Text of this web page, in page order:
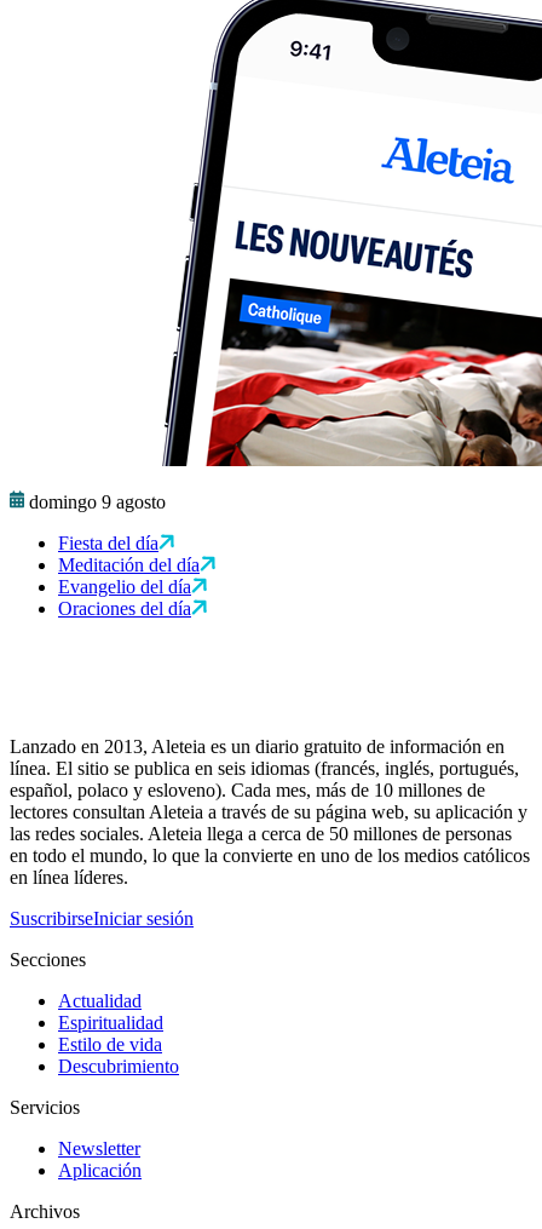
domingo 9 agosto
Fiesta del día
Meditación del día
Evangelio del día
Oraciones del día
Lanzado en 2013, Aleteia es un diario gratuito de información en
línea. El sitio se publica en seis idiomas (francés, inglés, portugués,
español, polaco y esloveno). Cada mes, más de 10 millones de
lectores consultan Aleteia a través de su página web, su aplicación y
las redes sociales. Aleteia llega a cerca de 50 millones de personas
en todo el mundo, lo que la convierte en uno de los medios católicos
en línea líderes.
SuscribirseIniciar sesión
Secciones
Actualidad
Espiritualidad
Estilo de vida
Descubrimiento
Servicios
Newsletter
Aplicación
Archivos